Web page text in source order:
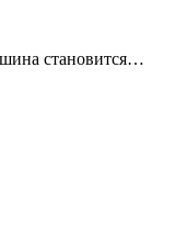
становится…